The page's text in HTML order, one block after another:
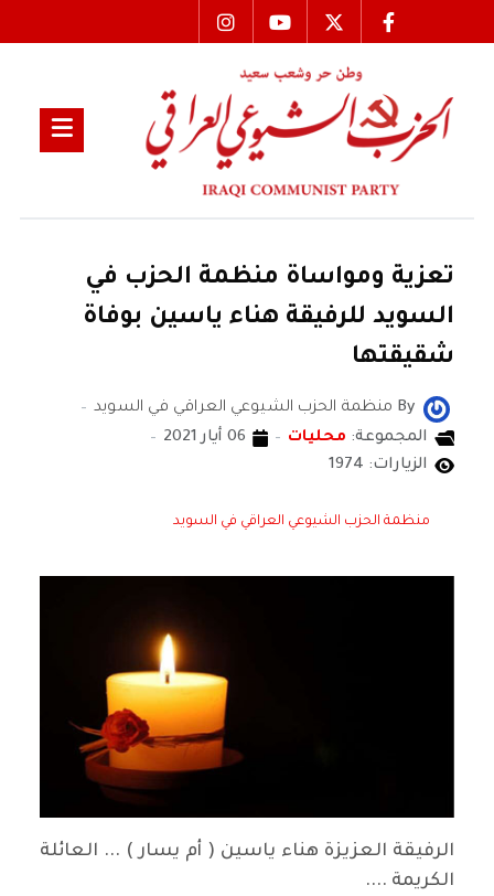
تعزية ومواساة منظمة الحزب في
السويد للرفيقة هناء ياسين بوفاة
شقيقتها
By منظمة الحزب الشيوعي العراقي في السويد
المجموعة: محليات
06 أيار 2021
الزيارات: 1974
منظمة الحزب الشيوعي العراقي في السويد
الرفيقة العزيزة هناء ياسين ( أم يسار ) ... العائلة
الكريمة ....